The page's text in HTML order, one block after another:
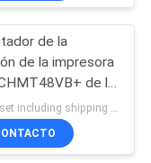
de la
de la impresora
de la
planta de
del PWB de
BRT-420 del
$4820 /set including shipping DHL MOQ:1 sistema